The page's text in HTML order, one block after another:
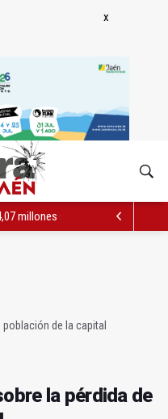
millones su inversión social en
población de la capital
la pérdida de